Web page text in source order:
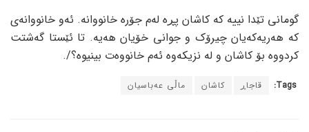
گومانی تێدا نییە کە کاشان پڕە لەم جۆرە خانووانە. ئەو خانووانەی
کە هەریەکەیان چیرۆک و جوانی خۆیان هەیە. تا ئێستا گەشتت
کردووە بۆ کاشان و لە نزیکەوە ئەم خانووەت بینیوە؟/.
Tags: قاجاڕ کاشان ماڵی عەباسیان